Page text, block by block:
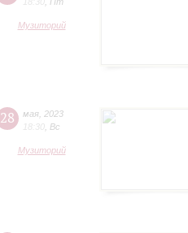
Музиторий
28 мая 2023
18:30 Вс
Музиторий